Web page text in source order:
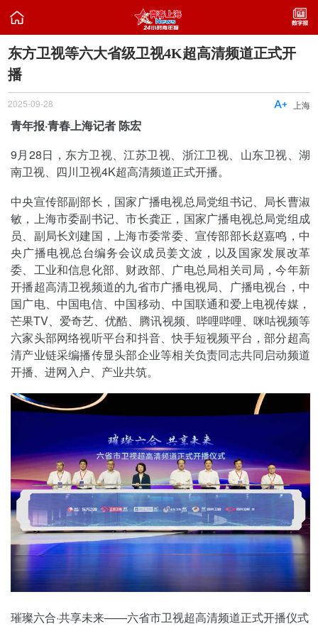

东方卫视等六大省级卫视4K超高清频道正式开
播
2025-09-28 上海

青年报·青春上海记者 陈宏
9月28日，东方卫视、江苏卫视、浙江卫视、山东卫视、湖
南卫视、四川卫视4K超高清频道正式开播。
中央宣传部副部长，国家广播电视总局党组书记、局长曹淑
敏，上海市委副书记、市长龚正，国家广播电视总局党组成
员、副局长刘建国，上海市委常委、宣传部部长赵嘉鸣，中
央广播电视总台编务会议成员姜文波，以及国家发展改革
委、工业和信息化部、财政部、广电总局相关司局，今年新
开播超高清卫视频道的九省市广播电视局、广播电视台，中
国广电、中国电信、中国移动、中国联通和爱上电视传媒，
芒果TV、爱奇艺、优酷、腾讯视频、哔哩哔哩、咪咕视频等
六家头部网络视听平台和抖音、快手短视频平台，部分超高
清产业链采编播传显头部企业等相关负责同志共同启动频道
开播、进网入户、产业共筑。
璀璨六合·共享未来——六省市卫视超高清频道正式开播仪式